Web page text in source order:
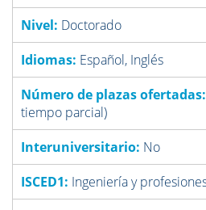
Nivel: Doctorado
Idiomas: Español, Inglés
Número de plazas ofertadas:
tiempo parcial)
Interuniversitario: No
ISCED1: Ingeniería y